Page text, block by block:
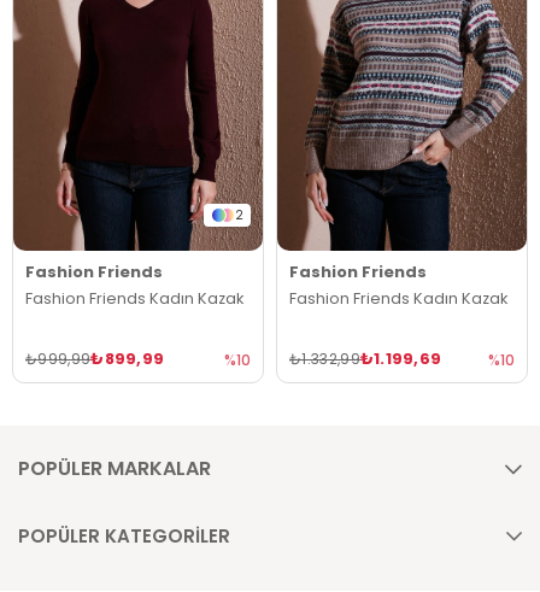
2
Fashion Friends
Fashion Friends Kadın Kazak
₺899,99
₺999,99 %10
Fashion Friends
Fashion Friends Kadın Kazak
₺1.199,69
₺1.332,99 %10
POPÜLER MARKALAR
POPÜLER KATEGORİLER